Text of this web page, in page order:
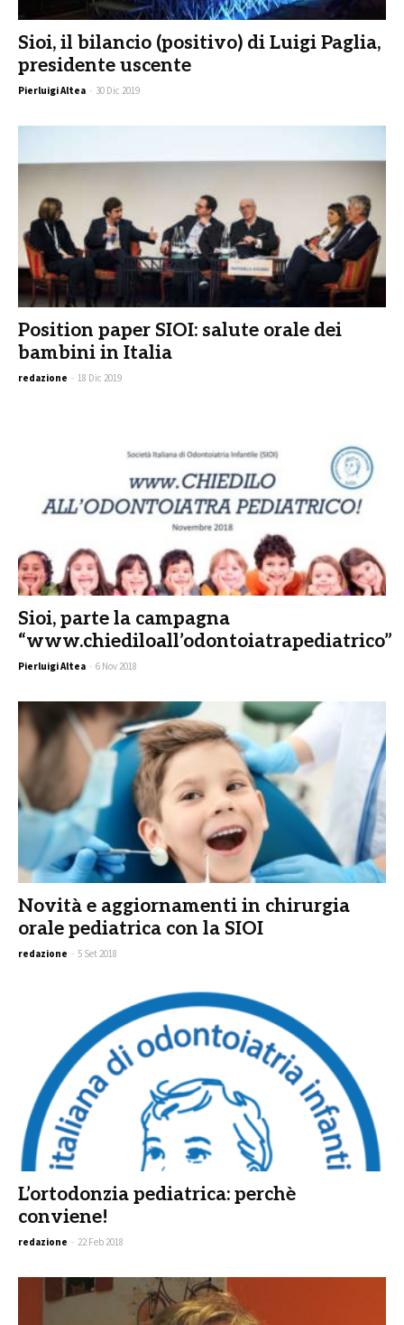
Sioi, il bilancio (positivo) di Luigi Paglia,
presidente uscente
Pierluigi Altea - 30 Dic 2019
Position paper SIOI: salute orale dei
bambini in Italia
redazione - 18 Dic 2019
Sioi, parte la campagna
“www.chiediloall’odontoiatrapediatrico”
Pierluigi Altea - 6 Nov 2018
Novità e aggiornamenti in chirurgia
orale pediatrica con la SIOI
redazione - 5 Set 2018
L’ortodonzia pediatrica: perchè
conviene!
redazione - 22 Feb 2018